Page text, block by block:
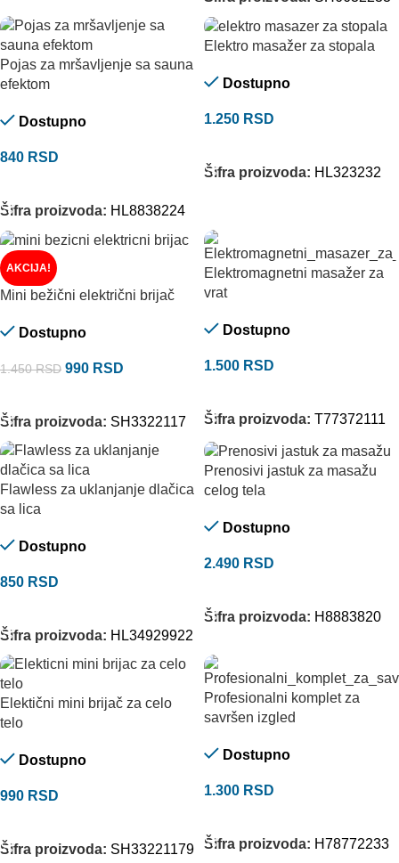
Pojas za mršavljenje sa sauna
efektom
Dostupno
840 RSD
Šifra proizvoda: HL8838224
Elektro masažer za stopala
Dostupno
1.250 RSD
Šifra proizvoda: HL323232
AKCIJA!
Mini bežični električni brijač
Dostupno
1.450RSD 990 RSD
Šifra proizvoda: SH3322117
Elektromagnetni masažer za
vrat
Dostupno
1.500 RSD
Šifra proizvoda: T77372111
Flawless za uklanjanje dlačica
sa lica
Dostupno
850 RSD
Šifra proizvoda: HL34929922
Prenosivi jastuk za masažu
celog tela
Dostupno
2.490 RSD
Šifra proizvoda: H8883820
Elektični mini brijač za celo
telo
Dostupno
990 RSD
Šifra proizvoda: SH33221179
Profesionalni komplet za
savršen izgled
Dostupno
1.300 RSD
Šifra proizvoda: H78772233